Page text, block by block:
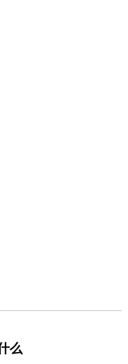
么